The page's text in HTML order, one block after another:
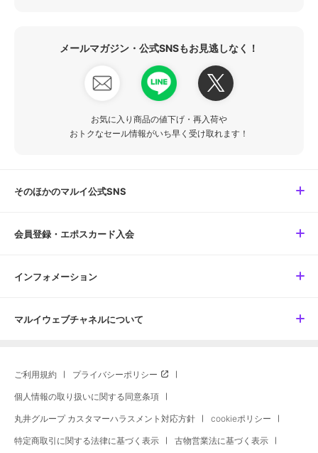
メールマガジン・公式SNSもお見逃しなく！
お気に入り商品の値下げ・再入荷や
おトクなセール情報がいち早く受け取れます！
そのほかのマルイ公式SNS
会員登録・エポスカード入会
インフォメーション
マルイウェブチャネルについて
ご利用規約 プライバシーポリシー
個人情報の取り扱いに関する同意条項
丸井グループ カスタマーハラスメント対応方針 cookieポリシー
特定商取引に関する法律に基づく表示 古物営業法に基づく表示